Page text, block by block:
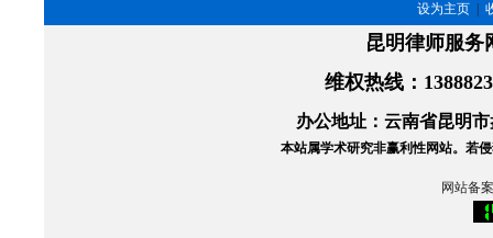
设为主页
昆明律师服
维权热线 ：
办公地址：云南省昆明
本站属学术研究非赢利性网站。 若
网站备